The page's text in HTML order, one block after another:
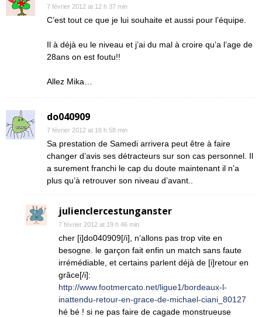
7 février 2012 at 12 h 37 min
C’est tout ce que je lui souhaite et aussi pour l’équipe.
Il à déjà eu le niveau et j’ai du mal à croire qu’a l’age de
28ans on est foutu!!
Allez Mika…
do040909
7 février 2012 at 16 h 58 min
Sa prestation de Samedi arrivera peut être à faire
changer d’avis ses détracteurs sur son cas personnel. Il
a surement franchi le cap du doute maintenant il n’a
plus qu’à retrouver son niveau d’avant..
julienclercestunganster
7 février 2012 at 19 h 46 min
cher [i]do040909[/i], n’allons pas trop vite en
besogne. le garçon fait enfin un match sans faute
irrémédiable, et certains parlent déjà de [i]retour en
grâce[/i]:
http://www.footmercato.net/ligue1/bordeaux-l-
inattendu-retour-en-grace-de-michael-ciani_80127
hé bé ! si ne pas faire de cagade monstrueuse